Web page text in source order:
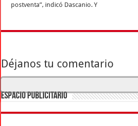
postventa”, indicó Dascanio. Y
Déjanos tu comentario
ESPACIO PUBLICITARIO